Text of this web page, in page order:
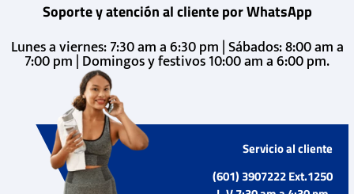
Soporte y atención al cliente por WhatsApp
Lunes a viernes: 7:30 am a 6:30 pm | Sábados: 8:00 am a
7:00 pm | Domingos y festivos 10:00 am a 6:00 pm.
Servicio al cliente
(601) 3907222 Ext.1250